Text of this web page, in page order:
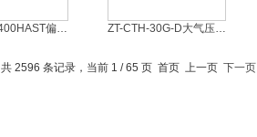
HAST-ZT-400HAST偏压加速老化箱 ZT-CTH-30G-D大气压变化箱
共 2596 条记录，当前 1 / 65 页 首页 上一页 下一页